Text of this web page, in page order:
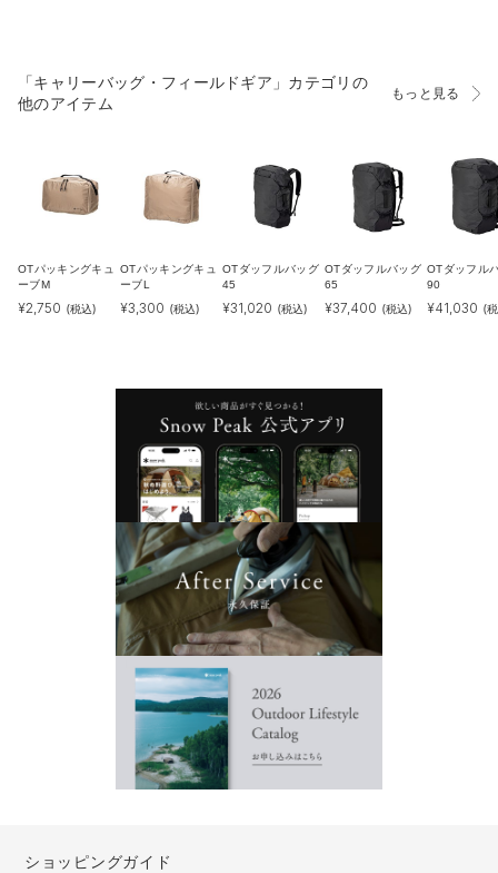
「キャリーバッグ・フィールドギア」カテゴリの
他のアイテム
もっと見る
OTパッキングキュ
ーブM
¥2,750 (税込)
OTパッキングキュ
ーブL
¥3,300 (税込)
OTダッフルバッグ
45
¥31,020 (税込)
OTダッフルバッグ
65
¥37,400 (税込)
OTダッフル
90
¥41,030 (
ショッピングガイド